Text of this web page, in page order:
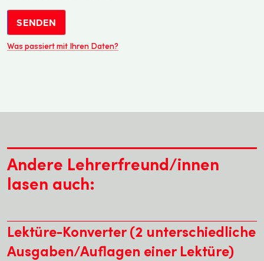
SENDEN
Was passiert mit Ihren Daten?
Andere Lehrerfreund/innen
lasen auch:
Lektüre-Konverter (2 unterschiedliche
Ausgaben/Auflagen einer Lektüre)